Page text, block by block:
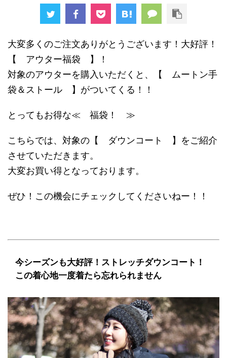
大変多くのご注文ありがとうございます！大好評！
【 アウター福袋 】！
対象のアウターを購入いただくと、【 ムートン手
袋＆ストール 】がついてくる！！
とってもお得な≪ 福袋！ ≫
こちらでは、対象の【 ダウンコート 】をご紹介
させていただきます。
大変お買い得となっております。
ぜひ！この機会にチェックしてくださいねー！！
今シーズンも大好評！ストレッチダウンコート！
この着心地一度着たら忘れられません